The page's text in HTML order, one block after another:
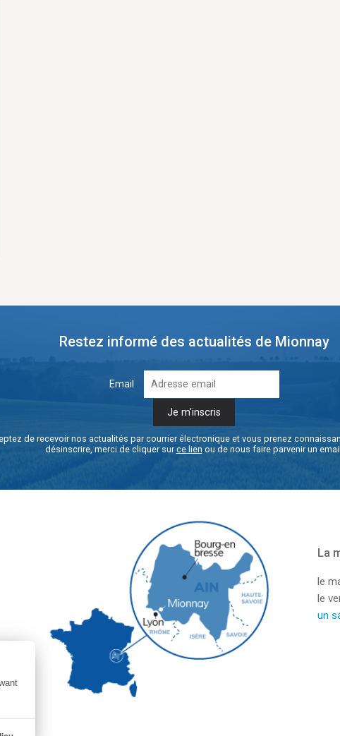
Restez informé des actualités de Mionnay
Email
de recevoir nos actualités par courrier électronique et vous prenez
désinscrire, merci de cliquer surce lien ou de nous faire parvenir un email.
La
le
le
un